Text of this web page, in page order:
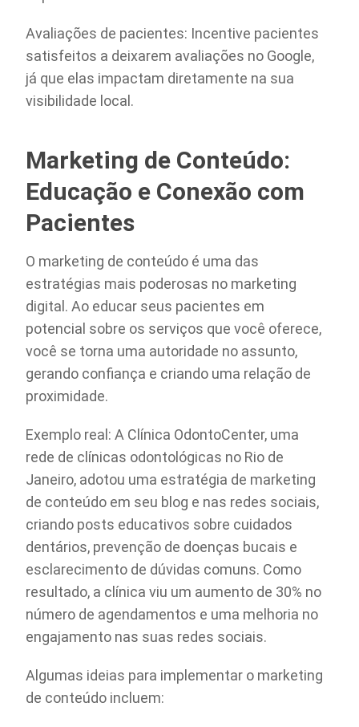
Avaliações de pacientes: Incentive pacientes
satisfeitos a deixarem avaliações no Google,
já que elas impactam diretamente na sua
visibilidade local.
Marketing de Conteúdo:
Educação e Conexão com
Pacientes
O marketing de conteúdo é uma das
estratégias mais poderosas no marketing
digital. Ao educar seus pacientes em
potencial sobre os serviços que você oferece,
você se torna uma autoridade no assunto,
gerando confiança e criando uma relação de
proximidade.
Exemplo real: A Clínica OdontoCenter, uma
rede de clínicas odontológicas no Rio de
Janeiro, adotou uma estratégia de marketing
de conteúdo em seu blog e nas redes sociais,
criando posts educativos sobre cuidados
dentários, prevenção de doenças bucais e
esclarecimento de dúvidas comuns. Como
resultado, a clínica viu um aumento de 30% no
número de agendamentos e uma melhoria no
engajamento nas suas redes sociais.
Algumas ideias para implementar o marketing
de conteúdo incluem: